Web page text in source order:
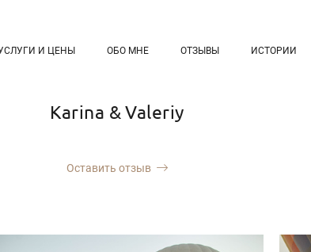
И ЦЕНЫ ОБО МНЕ ОТЗЫВЫ ИСТОРИИ
Karina & Valeriy
Оставить отзыв